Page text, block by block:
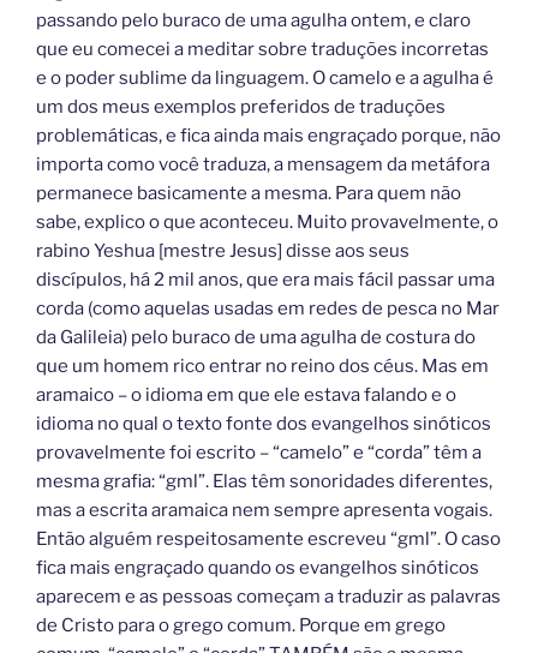
passando pelo buraco de uma agulha ontem, e claro
que eu comecei a meditar sobre traduções incorretas
e o poder sublime da linguagem. O camelo e a agulha é
um dos meus exemplos preferidos de traduções
problemáticas, e fica ainda mais engraçado porque, não
importa como você traduza, a mensagem da metáfora
permanece basicamente a mesma. Para quem não
sabe, explico o que aconteceu. Muito provavelmente, o
rabino Yeshua [mestre Jesus] disse aos seus
discípulos, há 2 mil anos, que era mais fácil passar uma
corda (como aquelas usadas em redes de pesca no Mar
da Galileia) pelo buraco de uma agulha de costura do
que um homem rico entrar no reino dos céus. Mas em
aramaico – o idioma em que ele estava falando e o
idioma no qual o texto fonte dos evangelhos sinóticos
provavelmente foi escrito – “camelo” e “corda” têm a
mesma grafia: “gml”. Elas têm sonoridades diferentes,
mas a escrita aramaica nem sempre apresenta vogais.
Então alguém respeitosamente escreveu “gml”. O caso
fica mais engraçado quando os evangelhos sinóticos
aparecem e as pessoas começam a traduzir as palavras
de Cristo para o grego comum. Porque em grego